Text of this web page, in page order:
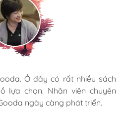
Ở đây có rất nhiều sách
lựa chọn. Nhân viên chuyên
ngày càng phát triển.
Ở đây có rất nhiều sách
lựa chọn. Nhân viên chuyên
ngày càng phát triển.
Ở đây có rất nhiều sách
lựa chọn. Nhân viên chuyên
ngày càng phát triển.